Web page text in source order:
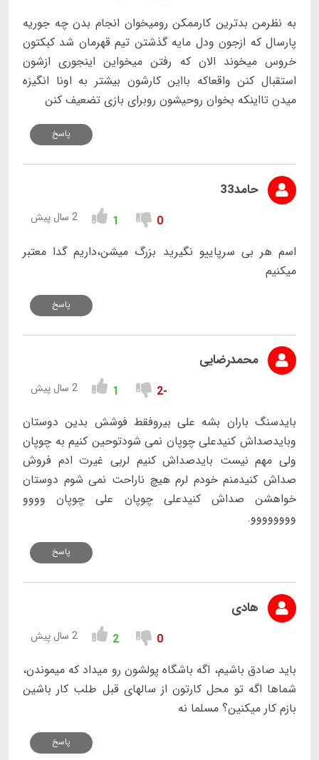
به نظرمن بدترین کارممکن رومیخوان انجام بدن چه جوریه
پارسال که ازجون ودل مایه گذشتن تیم قهرمان شد کبکتون
خروس میخوند الان که رفتن میخواین اینجوری ازشون
استقبال کنن واقعاکه بااین کارشون بیشتر به اونا انگیزه
میدن تااینکه بخوان روحیشون روبرای بازی تضعیف کنن
پاسخ
حامد33
0
1 2 سال پیش
اسم هر بی سرپاییو نگیرید بزرگ میشن،داریم گدا معتبر
میکنیم
پاسخ
محمدرضایی
-2
1 2 سال پیش
بایدسنگ باران بشه علی بیروفقط فوشش بدین دوستان
وبایدصداش کنیدعلی چوپان نمی شودتوحین کنیم به چوپان
ولی مهم نیست بایدصداش کنیم لربی غیرت ادم فروش
صداش کنیدمنم خودم لرم هیچ ناراحت نمی شوم دوستان
خواهشن صداش کنیدعلی چوپان علی چوپان وووو
وووووووو.
پاسخ
هادی
0
2 2 سال پیش
باید صادق باشیم، اگه باشگاه پولشون رو میداد که میموندن،
شماها اگه تو محل کارتون از سالهای قبل طلب کار باشین
بازم کار میکنین؟ مسلما نه
پاسخ